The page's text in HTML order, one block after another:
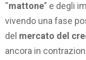
“mattone” e degli
vivendo una fase
del mercato del
ancora in